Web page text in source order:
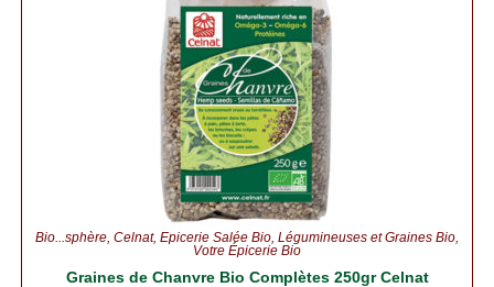
Bio...sphère Celnat, Épicerie Salée Bio Légumineuses et Graines Bio
Votre Épicerie Bio
Graines de Chanvre Bio Complètes 250gr Celnat